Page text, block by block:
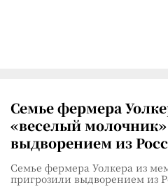
Семье фермера
«веселый
выдворением из
Семье фермера Уолкера из
пригрозили выдворением из